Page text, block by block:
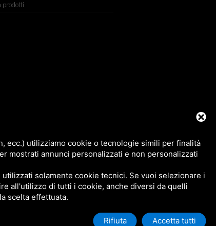
prodotti
(RO) ITALY, TEL +39 0425 492644. P.I. 00748970290
ecc.) utilizziamo cookie o tecnologie simili per finalità
mostrati annunci personalizzati e non personalizzati
solamente cookie tecnici. Se vuoi selezionare i
all'utilizzo di tutti i cookie, anche diversi da quelli
scelta effettuata.
Rifiuta Accetta tutti